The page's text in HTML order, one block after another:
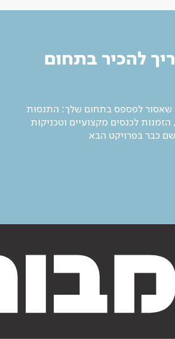
להכיר בתחום
שאסור לפספס בתחום שלך: התנסות
הזמנות לכנסים מקצועיים וטכניקות
כבר בפרויקט הבא